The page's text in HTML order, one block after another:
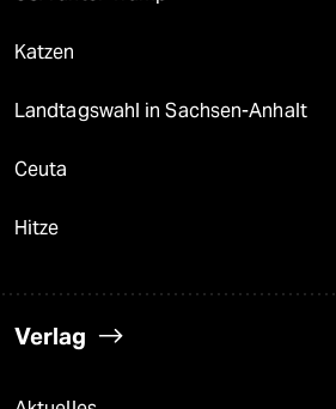
Katzen
Landtagswahl in Sachsen-Anhalt
Ceuta
Hitze
Verlag